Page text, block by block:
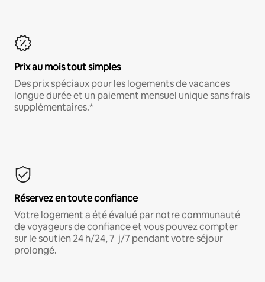
Prix au mois tout simples
Des prix spéciaux pour les logements de vacances
longue durée et un paiement mensuel unique sans frais
supplémentaires.*
Réservez en toute confiance
Votre logement a été évalué par notre communauté
de voyageurs de confiance et vous pouvez compter
sur le soutien 24 h/24, 7 j/7 pendant votre séjour
prolongé.